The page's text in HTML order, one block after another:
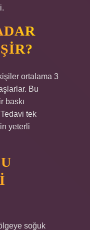
ortalama 3
Bu
baskı
tek
yeterli
soğuk